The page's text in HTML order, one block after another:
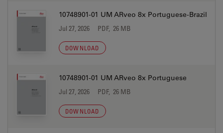
10748901-01 UM ARveo 8x Portuguese-Brazil
Jul 27, 2026 PDF, 26 MB
DOWNLOAD
10748901-01 UM ARveo 8x Portuguese
Jul 27, 2026 PDF, 26 MB
DOWNLOAD